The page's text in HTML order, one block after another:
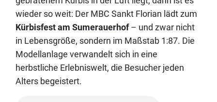
wieder so weit: Der MBC Sankt Florian lädt zum
Kürbisfest am Sumerauerhof– und zwar nicht
in Lebensgröße, sondern im Maßstab 1:87. Die
Modellanlage verwandelt sich in eine
herbstliche Erlebniswelt, die Besucher jeden
Alters begeistert.